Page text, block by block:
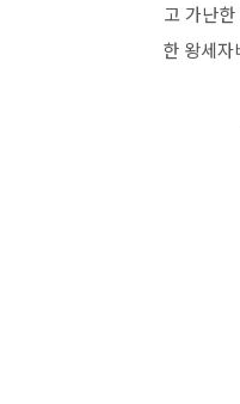
고 가난
한 왕세